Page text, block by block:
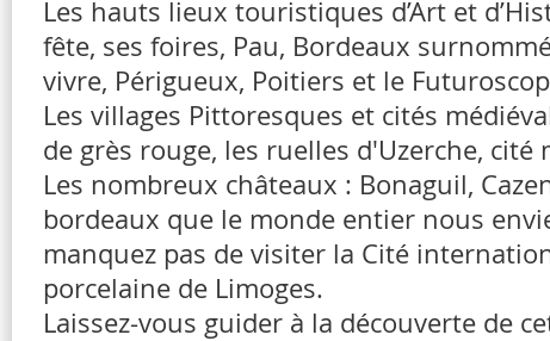
Les hauts lieux touristiques d’Art et
fête, ses foires, Pau, Bordeaux
vivre, Périgueux, Poitiers et le
Les villages Pittoresques et cités
de grès rouge, les ruelles d'Uzerche,
Les nombreux châteaux : Bonaguil,
bordeaux que le monde entier nous
manquez pas de visiter la Cité
porcelaine de Limoges.
Laissez-vous guider à la découverte de